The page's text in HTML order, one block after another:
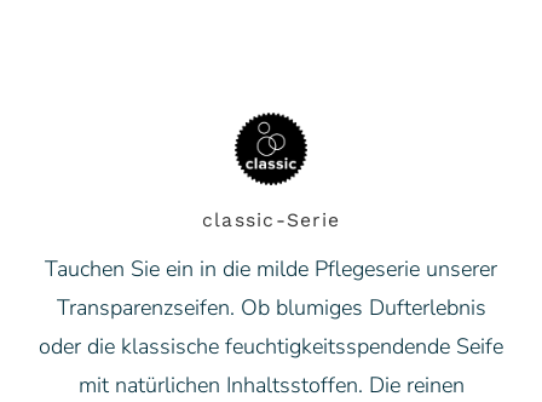
classic-Serie
Tauchen Sie ein in die milde Pflegeserie unserer
Transparenzseifen. Ob blumiges Dufterlebnis
oder die klassische feuchtigkeitsspendende Seife
mit natürlichen Inhaltsstoffen. Die reinen